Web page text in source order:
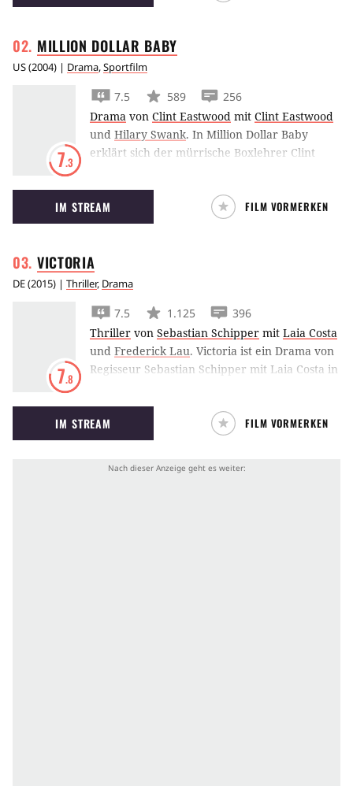
MILLION DOLLAR BABY
US(2004) | Drama,Sportfilm
7.3
7.5 589
256
Drama von Clint Eastwood mit Clint Eastwood
und Hilary Swank. In Million Dollar Baby
erklärt sich der mürrische Boxlehrer Clint
– doch ihr Erfolg hat einen hohen Preis.
IM STREAM FILM VORMERKEN
VICTORIA
DE(2015) | Thriller, Drama
7.8
7.5 1.125
396
Thriller von Sebastian Schipper mit Laia Costa
und Frederick Lau. Victoria ist ein Drama von
Regisseur Sebastian Schipper mit Laia Costa in
verfolgt vier junge Menschen bei einem
nächtlichen Streifzug durch Berlin, der schief
läuft – mit verheerenden Folgen.
IM STREAM FILM VORMERKEN